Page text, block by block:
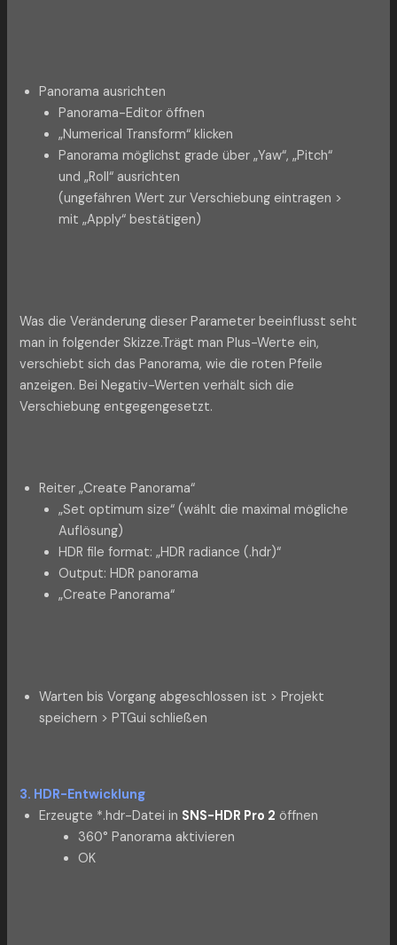
Panorama ausrichten
Panorama-Editor öffnen
„Numerical Transform“ klicken
Panorama möglichst grade über „Yaw“, „Pitch“
und „Roll“ ausrichten
(ungefähren Wert zur Verschiebung eintragen >
mit „Apply“ bestätigen)
Was die Veränderung dieser Parameter beeinflusst seht
man in folgender Skizze.Trägt man Plus-Werte ein,
verschiebt sich das Panorama, wie die roten Pfeile
anzeigen. Bei Negativ-Werten verhält sich die
Verschiebung entgegengesetzt.
Reiter „Create Panorama“
„Set optimum size“ (wählt die maximal mögliche
Auflösung)
HDR file format: „HDR radiance (.hdr)“
Output: HDR panorama
„Create Panorama“
Warten bis Vorgang abgeschlossen ist > Projekt
speichern > PTGui schließen
3. HDR-Entwicklung
Erzeugte *.hdr-Datei in SNS-HDR Pro 2 öffnen
360° Panorama aktivieren
OK